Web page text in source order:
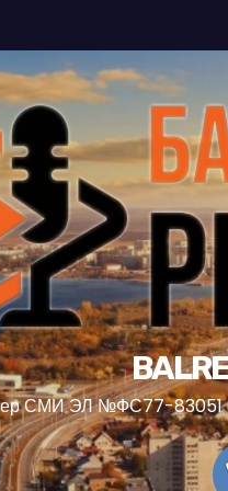
СМИ ЭЛ №ФС77-83051